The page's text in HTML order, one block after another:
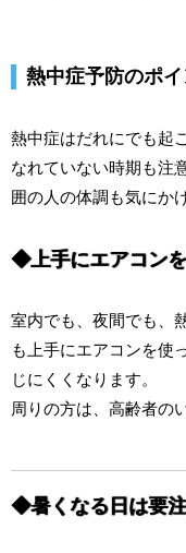
熱中症予防のポイ
熱中症はだれにでも起
なれていない時期も注
囲の人の体調も気にか
◆上手にエアコン
室内でも、夜間でも、
も上手にエアコンを使
じにくくなります。
周りの方は、高齢者の
◆暑くなる日は要